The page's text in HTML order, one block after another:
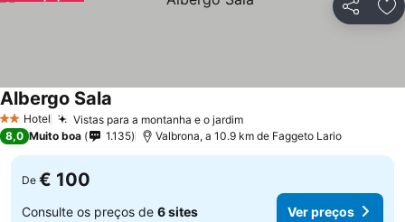
Partilhar
2 Estrelas
Hotel Vistas para a montanha e o jardim
Albergo Sala
8,0 Muito boa 1.135 Valbrona, a 10.9 km de Faggeto Lario
De € 100
Consulte os preços de 6 sites Ver preços